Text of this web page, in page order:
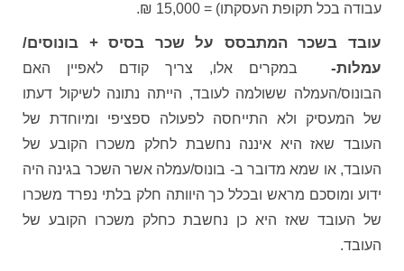
עבודה בכל תקופת העסקתו) = 15,000 ₪.
עובד בשכר המתבסס על שכר בסיס + בונוסים/
עמלות-
במקרים אלו, צריך קודם לאפיין האם
הבונוס/העמלה ששולמה לעובד, הייתה נתונה לשיקול דעתו
של המעסיק ולא התייחסה לפעולה ספציפי ומיוחדת של
העובד שאז היא איננה נחשבת לחלק משכרו הקובע של
העובד, או שמא מדובר ב- בונוס/עמלה אשר השכר בגינה היה
ידוע ומוסכם מראש ובכלל כך היוותה חלק בלתי נפרד משכרו
של העובד שאז היא כן נחשבת כחלק משכרו הקובע של
העובד.